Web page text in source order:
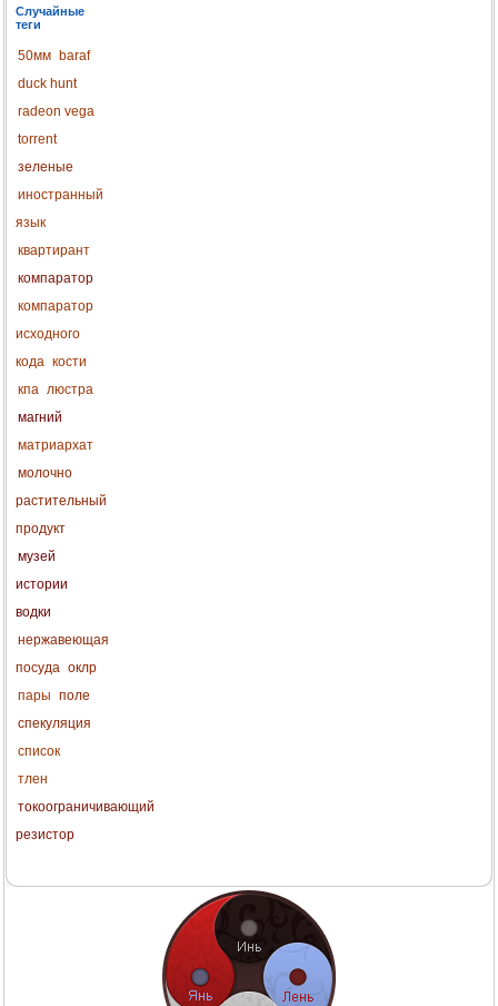
Случайные
теги
50мм baraf
duck hunt
radeon vega
torrent
зеленые
иностранный
язык
квартирант
компаратор
компаратор
исходного
кода кости
кпа люстра
магний
матриархат
молочно
растительный
продукт
музей
истории
водки
нержавеющая
посуда оклр
пары поле
спекуляция
список
тлен
токоограничивающий
резистор